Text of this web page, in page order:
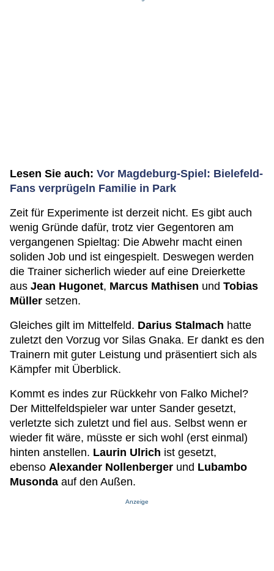
Lesen Sie auch: Vor Magdeburg-Spiel: Bielefeld-
Fans verprügeln Familie in Park
Zeit für Experimente ist derzeit nicht. Es gibt auch
wenig Gründe dafür, trotz vier Gegentoren am
vergangenen Spieltag: Die Abwehr macht einen
soliden Job und ist eingespielt. Deswegen werden
die Trainer sicherlich wieder auf eine Dreierkette
aus Jean Hugonet, Marcus Mathisen und Tobias
Müller setzen.
Gleiches gilt im Mittelfeld. Darius Stalmach hatte
zuletzt den Vorzug vor Silas Gnaka. Er dankt es den
Trainern mit guter Leistung und präsentiert sich als
Kämpfer mit Überblick.
Kommt es indes zur Rückkehr von Falko Michel?
Der Mittelfeldspieler war unter Sander gesetzt,
verletzte sich zuletzt und fiel aus. Selbst wenn er
wieder fit wäre, müsste er sich wohl (erst einmal)
hinten anstellen. Laurin Ulrich ist gesetzt,
ebenso Alexander Nollenberger und Lubambo
Musonda auf den Außen.
Anzeige